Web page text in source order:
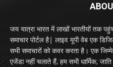
जय यात्रा भारत में लाखों भारतीयों तक
समाचार पोर्टल है| लाइव यूपी वेब एक
सभी समाचारों को कवर करता है। एक
एजेंडा नहीं चलाते हैं, हम सभी धार्मिक,